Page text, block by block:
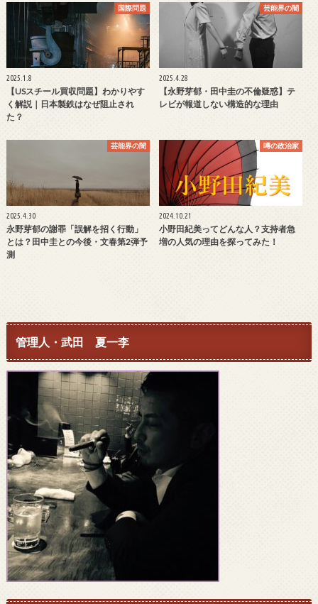
国際問題
2025.1.8
【USスチール買収問題】わかりやす
く解説｜日本製鉄はなぜ阻止され
た？
芸能界の闇
2025.4.28
【永野芽郁・田中圭の不倫疑惑】テ
レビが報道しない構造的な理由
芸能界の闇
2025.4.30
永野芽郁の謝罪「誤解を招く行動」
とは？田中圭との今後・文春第2弾予
測
噂の政治家
2024.10.21
小野田紀美ってどんな人？支持者急
増の人気の理由を探ってみた！
管理人・武田 夏一李